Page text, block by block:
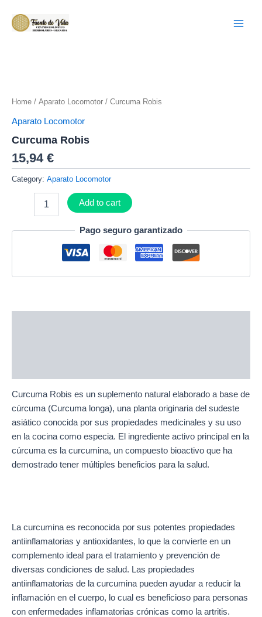
contenido
Home / Aparato Locomotor / Curcuma Robis
Aparato Locomotor
Curcuma Robis
15,94 €
Category: Aparato Locomotor
Add to cart
Pago seguro garantizado
Curcuma Robis es un suplemento natural elaborado a base de
cúrcuma (Curcuma longa), una planta originaria del sudeste
asiático conocida por sus propiedades medicinales y su uso
en la cocina como especia. El ingrediente activo principal en la
cúrcuma es la curcumina, un compuesto bioactivo que ha
demostrado tener múltiples beneficios para la salud.
La curcumina es reconocida por sus potentes propiedades
antiinflamatorias y antioxidantes, lo que la convierte en un
complemento ideal para el tratamiento y prevención de
diversas condiciones de salud. Las propiedades
antiinflamatorias de la curcumina pueden ayudar a reducir la
inflamación en el cuerpo, lo cual es beneficioso para personas
con enfermedades inflamatorias crónicas como la artritis.